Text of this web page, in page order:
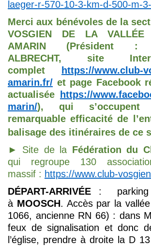
laeger-r-570-10-3-km-d-500-m-
Merci aux bénévoles de la
VOSGIEN DE LA VALLÉE
AMARIN (Président :
ALBRECHT, site
complet
https://www.club-
amarin.fr/ et page Facebook
actualisée
https://
marin/), qui s’occupent
remarquable efficacité de
balisage des itinéraires de ce
► Site de la Fédération du
qui regroupe 130
massif : https://www.club-
DÉPART-ARRIVÉE : parking
à MOOSCH. Accès par la
1066, ancienne RN 66) : dans
feux de signalisation et donc
l’église, prendre à droite la D